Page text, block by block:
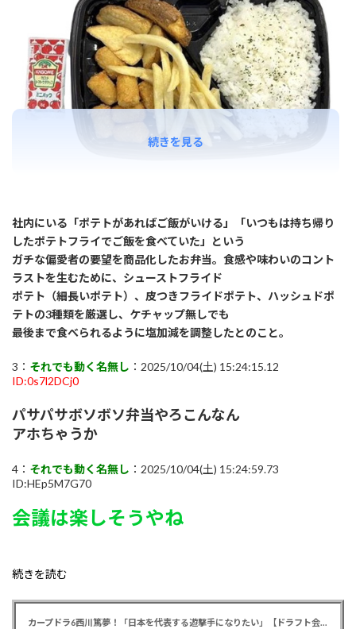
社内にいる「ポテトがあればご飯がいける」「いつもは持ち帰り
したポテトフライでご飯を食べていた」という
ガチな偏愛者の要望を商品化したお弁当。食感や味わいのコント
ラストを生むために、シューストフライド
ポテト（細長いポテト）、皮つきフライドポテト、ハッシュドポ
テトの3種類を厳選し、ケチャップ無しでも
最後まで食べられるように塩加減を調整したとのこと。
3： それでも動く名無し ：2025/10/04(土) 15:24:15.12
ID:0s7l2DCj0
パサパサボソボソ弁当やろこんなん
アホちゃうか
4： それでも動く名無し ：2025/10/04(土) 15:24:59.73
ID:HEp5M7G70
会議は楽しそうやね
続きを読む
続きを見る
カープドラ6西川篤夢！「日本を代表する遊撃手になりたい」【ドラフト会議2025】